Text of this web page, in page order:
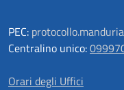
PEC:
Centralino unico:
Orari degli Uffici